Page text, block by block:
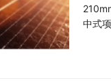
中式